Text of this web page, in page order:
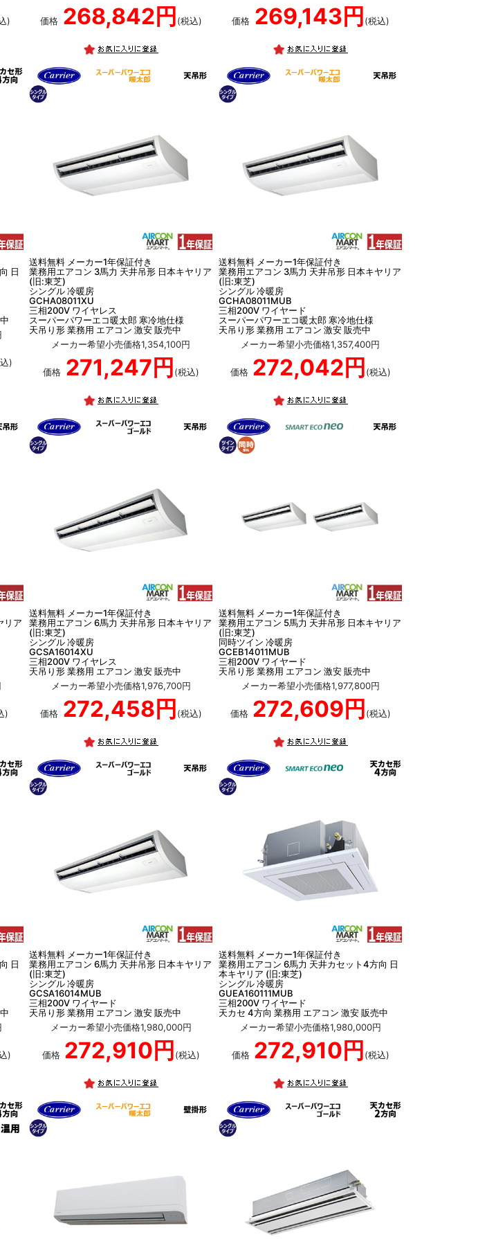
) 価格 268,842円 (税込) 価格 269,143円 (税込)
日
)
送料無料 メーカー1年保証付き
業務用エアコン 3馬力 天井吊形 日本キヤリア
(旧:東芝)
シングル 冷暖房
GCHA08011XU
三相200V ワイヤレス
スーパーパワーエコ暖太郎 寒冷地仕様
天吊り形 業務用 エアコン 激安 販売中
メーカー希望小売価格1,354,100円
価格 271,247円 (税込)
送料無料 メーカー1年保証付き
業務用エアコン 3馬力 天井吊形 日本キヤリア
(旧:東芝)
シングル 冷暖房
GCHA08011MUB
三相200V ワイヤード
スーパーパワーエコ暖太郎 寒冷地仕様
天吊り形 業務用 エアコン 激安 販売中
メーカー希望小売価格1,357,400円
価格 272,042円 (税込)
リア
)
送料無料 メーカー1年保証付き
業務用エアコン 6馬力 天井吊形 日本キヤリア
(旧:東芝)
シングル 冷暖房
GCSA16014XU
三相200V ワイヤレス
天吊り形 業務用 エアコン 激安 販売中
メーカー希望小売価格1,976,700円
価格 272,458円 (税込)
送料無料 メーカー1年保証付き
業務用エアコン 5馬力 天井吊形 日本キヤリア
(旧:東芝)
同時ツイン 冷暖房
GCEB14011MUB
三相200V ワイヤード
天吊り形 業務用 エアコン 激安 販売中
メーカー希望小売価格1,977,800円
価格 272,609円 (税込)
日
)
送料無料 メーカー1年保証付き
業務用エアコン 6馬力 天井吊形 日本キヤリア
(旧:東芝)
シングル 冷暖房
GCSA16014MUB
三相200V ワイヤード
天吊り形 業務用 エアコン 激安 販売中
メーカー希望小売価格1,980,000円
価格 272,910円 (税込)
送料無料 メーカー1年保証付き
業務用エアコン 6馬力 天井カセット4方向 日
本キヤリア (旧:東芝)
シングル 冷暖房
GUEA160111MUB
三相200V ワイヤード
天カセ 4方向 業務用 エアコン 激安 販売中
メーカー希望小売価格1,980,000円
価格 272,910円 (税込)